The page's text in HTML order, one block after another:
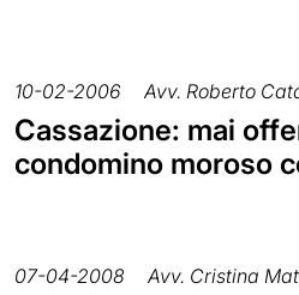
10-02-2006 Avv. Roberto
Cassazione: mai
condomino moroso
07-04-2008 Avv. Cristina